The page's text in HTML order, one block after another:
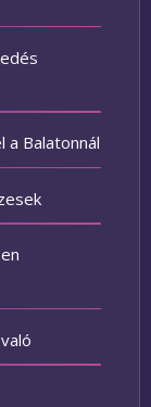
a Balatonnál